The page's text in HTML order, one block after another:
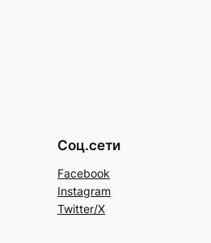
Соц.сети
Facebook
Instagram
Twitter/X